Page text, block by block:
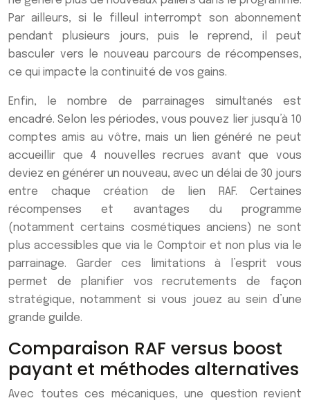
Par ailleurs, si le filleul interrompt son abonnement
pendant plusieurs jours, puis le reprend, il peut
basculer vers le nouveau parcours de récompenses,
ce qui impacte la continuité de vos gains.
Enfin, le nombre de parrainages simultanés est
encadré. Selon les périodes, vous pouvez lier jusqu’à 10
comptes amis au vôtre, mais un lien généré ne peut
accueillir que 4 nouvelles recrues avant que vous
deviez en générer un nouveau, avec un délai de 30 jours
entre chaque création de lien RAF. Certaines
récompenses et avantages du programme
(notamment certains cosmétiques anciens) ne sont
plus accessibles que via le Comptoir et non plus via le
parrainage. Garder ces limitations à l’esprit vous
permet de planifier vos recrutements de façon
stratégique, notamment si vous jouez au sein d’une
grande guilde.
Comparaison RAF versus boost
payant et méthodes alternatives
Avec toutes ces mécaniques, une question revient